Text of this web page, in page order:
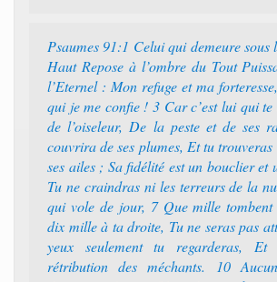
Psaumes 91:1 Celui qui demeure sous
Haut Repose à l’ombre du Tout
l’Eternel : Mon refuge et ma
qui je me confie ! 3 Car c’est lui qui
de l’oiseleur, De la peste et de ses
couvrira de ses plumes, Et tu trouveras
ses ailes ; Sa fidélité est un bouclier et
Tu ne craindras ni les terreurs de la
qui vole de jour, 7 Que mille
dix mille à ta droite, Tu ne seras pas
yeux seulement tu regarderas,
rétribution des méchants. 10